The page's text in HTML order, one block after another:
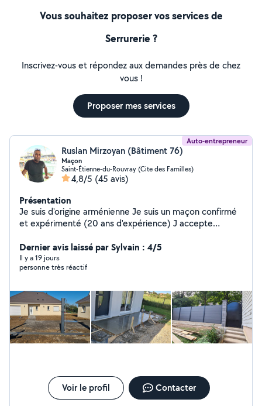
Vous souhaitez proposer vos services de
Serrurerie ?
Inscrivez-vous et répondez aux demandes près de chez
vous !
Proposer mes services
Auto-entrepreneur
Ruslan Mirzoyan (Bâtiment 76)
Maçon
Saint-Étienne-du-Rouvray (Cite des Familles)
4,8/5 (45 avis)
Présentation
Je suis d'origine arménienne Je suis un maçon confirmé
et expérimenté (20 ans d'expérience) J accepte
disponible et réactif A bientôt!
Dernier avis laissé par Sylvain : 4/5
Il y a 19 jours
personne très réactif
Voir le profil Contacter